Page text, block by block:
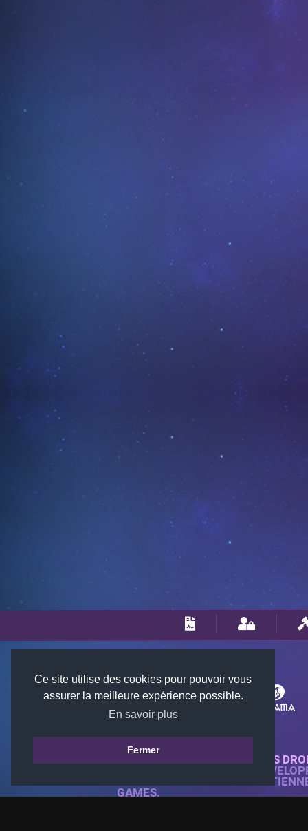
Ce site utilise des cookies pour pouvoir vous
assurer la meilleure expérience possible.
En savoir plus
Fermer
© 2018-2026 KTARENA. TOUS
SITE WEB ENTIÈREMENT
TOUTES LES IMAGES
GAMES.